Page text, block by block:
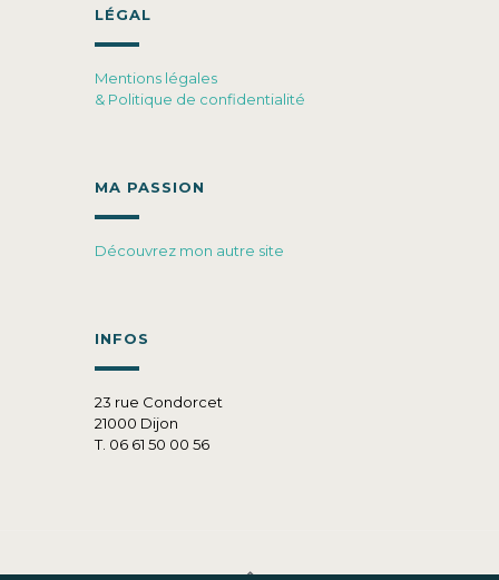
LÉGAL
Mentions légales
& Politique de confidentialité
MA PASSION
Découvrez mon autre site
INFOS
23 rue Condorcet
21000 Dijon
T. 06 61 50 00 56